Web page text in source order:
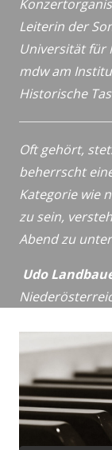
Leiterin der
Universität für
mdwam
Historische
Oft gehört,
beherrscht
Kategorie wie
zu sein,
Abend zu
Udo